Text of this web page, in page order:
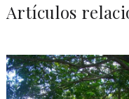
Artículos